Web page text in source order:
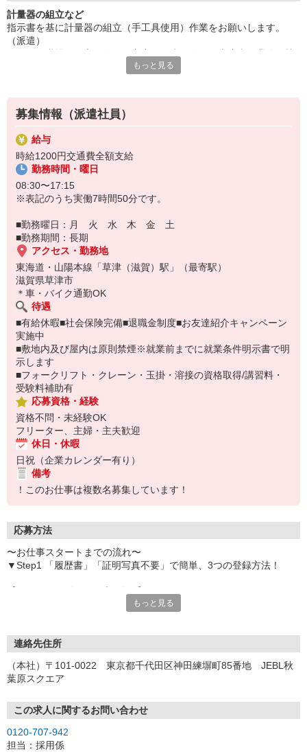
『テクノ・サービス』は、派遣業界大手スタッフサービスグルー
プです。
全国にあるお仕事の中から、一人ひとりのスキルや希望条件に応
じたお仕事をご案内します。
登録方法は、【オンライン】【電話】【登録会来場】の3つから
選べます♪
★★履歴書・証明写真は不要！★★
また、ご登録済の方はお仕事の紹介がスムーズです。
ご応募お待ちしています。
計量器の組立など
指示書を基に計量器の組立（手工具使用）作業をお願いします。
（派遣）
もっと見る
募集情報（派遣社員）
給与
時給1200円交通費全額支給
勤務時間・曜日
08:30〜17:15
※表記のうち実働7時間50分です。
■勤務曜日：月 火 水 木 金 土
■勤務期間：長期
アクセス・勤務地
東海道・山陽本線「草津（滋賀）駅」（最寄駅）
滋賀県草津市
＊車・バイク通勤OK
待遇
■有給休暇■社会保険完備■退職金制度■お友達紹介キャンペーン
実施中
■敷地内及び屋内は原則禁煙※就業前までに就業条件明示書で明
示します
■フォークリフト・クレーン・玉掛・溶接の資格取得/講習料・
受験料補助有
応募資格・経験
資格不問・未経験OK
フリーター、主婦・主夫歓迎
休日・休暇
日祝（企業カレンダー有り）
備考
！このお仕事は複数名募集しています！
応募方法
〜お仕事スタートまでの流れ〜
▼Step1 「履歴書」「証明写真不要」で簡単、3つの登録方法！
いつでも好きな時間に登録OK
受付時間/平日9:00〜19:00
【来場登録（目安1時間30分）】
▼Step2 全国にあるお仕事の中から、あなたにピッタリのお仕事を
ご案内
▼Step3 就業前に職場見学で気になる事はしっかりチェック！
もっと見る
連絡先住所
（本社）〒101-0022 東京都千代田区神田練塀町85番地 JEBL秋
葉原スクエア
この求人に関するお問い合わせ
0120-707-942
担当：採用係